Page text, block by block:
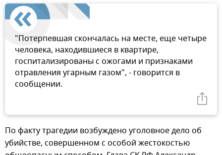
"Потерпевшая скончалась на месте, еще четыре
человека, находившиеся в квартире,
госпитализированы с ожогами и признаками
отравления угарным газом", - говорится в
сообщении.
По факту трагедии возбуждено уголовное дело об
убийстве, совершенном с особой жестокостью